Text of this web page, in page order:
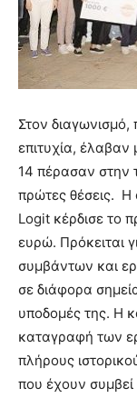
Στον
επιτυχία,
14 πέρασαν στην
πρώτες θέσεις. Η
Logit κέρδισε το
ευρώ. Πρόκειται
συμβάντων και
σε διάφορα
υποδομές της. Η
καταγραφή των
πλήρους
που έχουν